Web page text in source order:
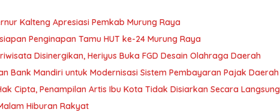
Kalteng Apresiasi Pemkab Murung Raya
Penginapan Tamu HUT ke-24 Murung Raya
Disinergikan, Heriyus Buka FGD Desain Olahraga Daerah
Bank Mandiri untuk Modernisasi Sistem Pembayaran Pajak Daerah
Cipta, Penampilan Artis Ibu Kota Tidak Disiarkan Secara Langsung
Hiburan Rakyat